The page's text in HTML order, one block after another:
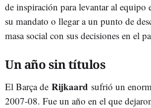
de inspiración para levantar al equipo
su mandato o llegar a un punto de
masa social con sus decisiones en el
Un año sin títulos
El Barça de Rijkaard sufrió un
2007-08. Fue un año en el que